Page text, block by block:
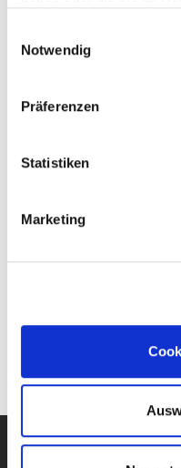
Notwendig
Präferenzen
Statistiken
Marketing
Projekt A